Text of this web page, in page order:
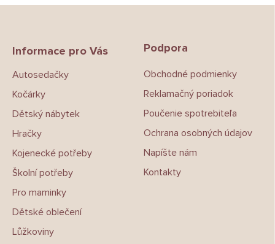
Informace pro Vás
Autosedačky
Kočárky
Dětský nábytek
Hračky
Kojenecké potřeby
Školní potřeby
Pro maminky
Dětské oblečení
Lůžkoviny
Podpora
Obchodné podmienky
Reklamačný poriadok
Poučenie spotrebiteľa
Ochrana osobných údajov
Napíšte nám
Kontakty